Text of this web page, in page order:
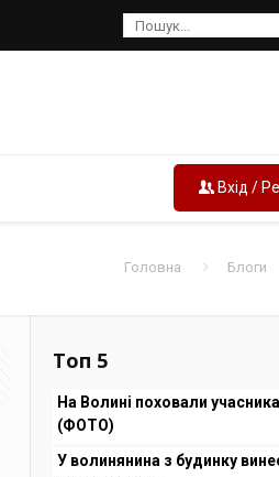
Вхід /
Головна Блоги
Топ 5
На Волині поховали
(ФОТО)
У волинянина з будинку